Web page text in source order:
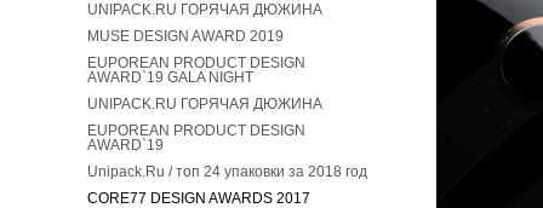
UNIPACK.RU ГОРЯЧАЯ ДЮЖИНА
MUSE DESIGN AWARD 2019
EUPOREAN PRODUCT DESIGN
AWARD`19 GALA NIGHT
UNIPACK.RU ГОРЯЧАЯ ДЮЖИНА
EUPOREAN PRODUCT DESIGN
AWARD`19
Unipack.Ru / топ 24 упаковки за 2018 год
CORE77 DESIGN AWARDS 2017